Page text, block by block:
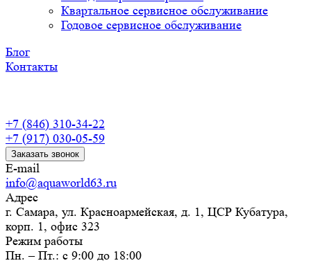
Квартальное сервисное обслуживание
Годовое сервисное обслуживание
Блог
Контакты
+7 (846) 310-34-22
+7 (917) 030-05-59
Заказать звонок
E-mail
info@aquaworld63.ru
Адрес
г. Самара, ул. Красноармейская, д. 1, ЦСР Кубатура,
корп. 1, офис 323
Режим работы
Пн. – Пт.: с 9:00 до 18:00